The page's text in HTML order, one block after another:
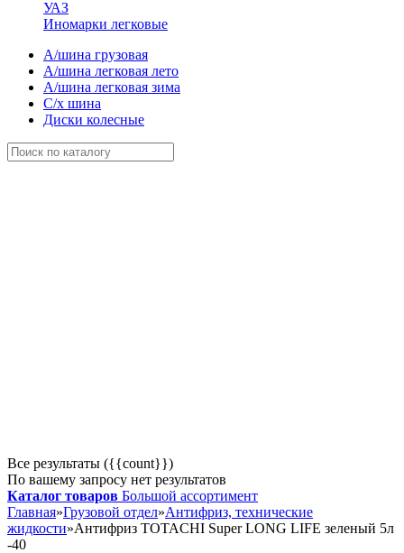
УАЗ
Иномарки легковые
А/шина грузовая
А/шина легковая лето
А/шина легковая зима
С/х шина
Диски колесные
Все результаты ({{count}})
По вашему запросу нет результатов
Каталог товаров Большой ассортимент
Главная»Грузовой отдел»Антифриз, технические
жидкости»Антифриз TOTACHI Super LONG LIFE зеленый 5л
-40